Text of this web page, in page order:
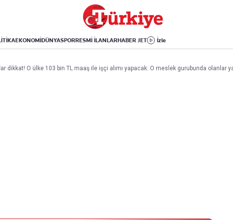
EKONOMİDÜNYASPORRESMİ İLANLARHABER JET İzle
Avrupa
Amerika
İsrail-Gazze
Yaşam
Sağlık
Yemek
Aktüel
Kitap
dikkat! O ülke 103 bin TL maaş ile işçi alımı yapacak: O meslek gurubunda olanlar